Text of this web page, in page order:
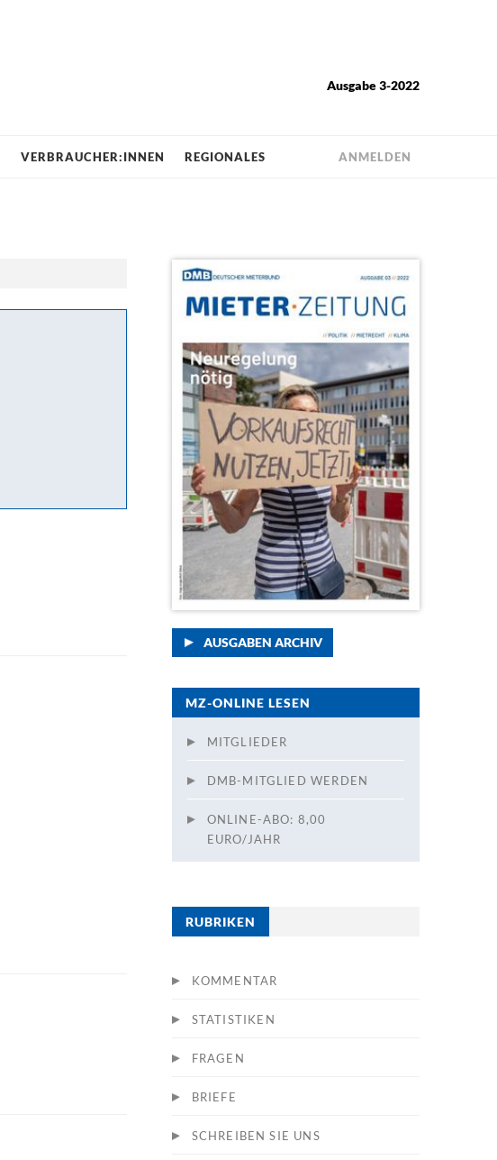
Ausgabe 3-2022
VERBRAUCHER:INNEN REGIONALES ANMELDEN
AUSGABEN ARCHIV
MZ-ONLINE LESEN
MITGLIEDER
DMB-MITGLIED WERDEN
ONLINE-ABO: 8,00
EURO/JAHR
RUBRIKEN
KOMMENTAR
STATISTIKEN
FRAGEN
BRIEFE
SCHREIBEN SIE UNS